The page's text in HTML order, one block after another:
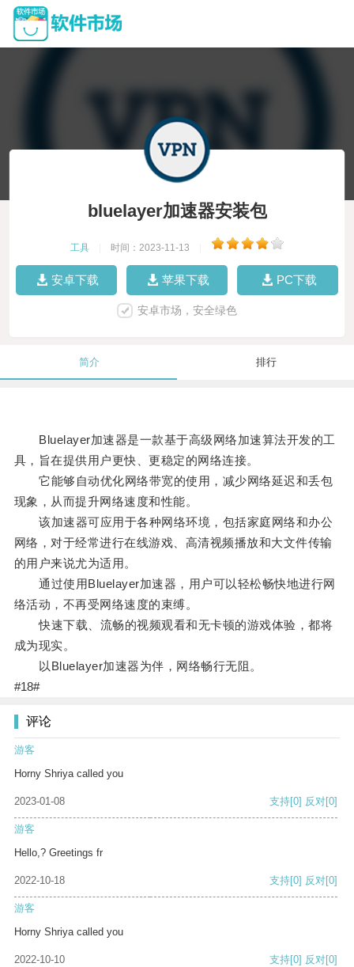
bluelayer加速器安装包
工具 时间：2023-11-13
安卓下载 苹果下载 PC下载
安卓市场，安全绿色
简介 排行
Bluelayer加速器是一款基于高级网络加速算法开发的工
具，旨在提供用户更快、更稳定的网络连接。
它能够自动优化网络带宽的使用，减少网络延迟和丢包
现象，从而提升网络速度和性能。
该加速器可应用于各种网络环境，包括家庭网络和办公
网络，对于经常进行在线游戏、高清视频播放和大文件传输
的用户来说尤为适用。
通过使用Bluelayer加速器，用户可以轻松畅快地进行网
络活动，不再受网络速度的束缚。
快速下载、流畅的视频观看和无卡顿的游戏体验，都将
成为现实。
以Bluelayer加速器为伴，网络畅行无阻。
#18#
评论
游客
Horny Shriya called you
2023-01-08 支持[0] 反对[0]
游客
Hello,? Greetings fr
2022-10-18 支持[0] 反对[0]
游客
Horny Shriya called you
2022-10-10 支持[0] 反对[0]